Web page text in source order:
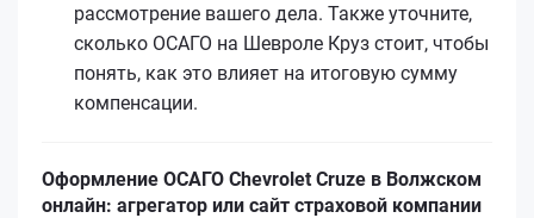
рассмотрение вашего дела. Также уточните,
сколько ОСАГО на Шевроле Круз стоит, чтобы
понять, как это влияет на итоговую сумму
компенсации.
Оформление ОСАГО Chevrolet Cruze в Волжском
онлайн: агрегатор или сайт страховой компании